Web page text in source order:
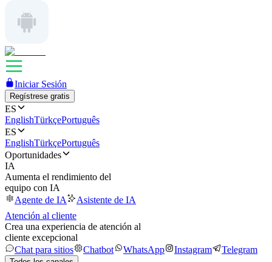
Iniciar Sesión
Regístrese gratis
ES
EnglishTürkçePortuguês
ES
EnglishTürkçePortuguês
Oportunidades
IA
Aumenta el rendimiento del
equipo con IA
Agente de IA
Asistente de IA
Atención al cliente
Crea una experiencia de atención al
cliente excepcional
Chat para sitios
Chatbot WhatsApp Instagram Telegram